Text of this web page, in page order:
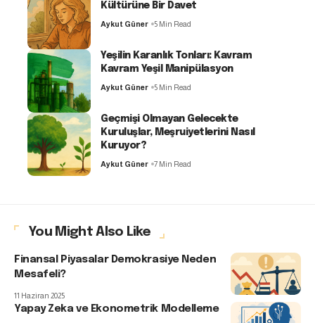
Kültürüne Bir Davet
Aykut Güner 5 Min Read
Yeşilin Karanlık Tonları: Kavram
Kavram Yeşil Manipülasyon
Aykut Güner 5 Min Read
Geçmişi Olmayan Gelecekte
Kuruluşlar, Meşruiyetlerini Nasıl
Kuruyor?
Aykut Güner 7 Min Read
You Might Also Like
Finansal Piyasalar Demokrasiye Neden
Mesafeli?
11 Haziran 2025
Yapay Zeka ve Ekonometrik Modelleme